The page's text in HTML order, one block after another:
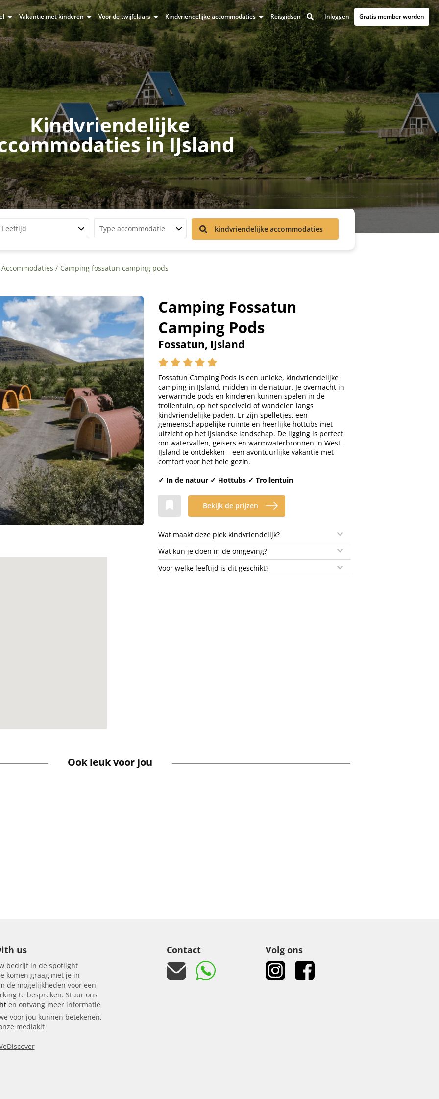
Vakantie met kinderen Voor de twijfelaars Kindvriendelijke accommodaties Reisgidsen Inloggen Gratis member worden
Kindvriendelijke
in IJsland
Leeftijd Type accommodatie kindvriendelijke accommodaties
Accommodaties Camping fossatun camping pods
Camping Fossatun
Camping Pods
Fossatun, IJsland
Fossatun Camping Pods is een unieke, kindvriendelijke
camping in IJsland, midden in de natuur. Je overnacht in
verwarmde pods en kinderen kunnen spelen in de
trollentuin, op het speelveld of wandelen langs
kindvriendelijke paden. Er zijn spelletjes, een
gemeenschappelijke ruimte en heerlijke hottubs met
uitzicht op het IJslandse landschap. De ligging is perfect
om watervallen, geisers en warmwaterbronnen in West-
IJsland te ontdekken – een avontuurlijke vakantie met
comfort voor het hele gezin.
✓ In de natuur ✓ Hottubs ✓ Trollentuin
Bekijk de prijzen
Wat maakt deze plek kindvriendelijk?
Wat kun je doen in de omgeving?
Voor welke leeftijd is dit geschikt?
Ook leuk voor jou
us
bedrijf in de spotlight
komen graag met je in
de mogelijkheden voor een
te bespreken. Stuur ons
en ontvang meer informatie
voor jou kunnen betekenen,
mediakit
Contact Volg ons